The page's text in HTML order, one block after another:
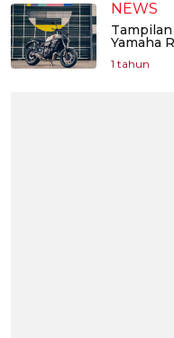
NEWS
Yamaha
1 tahun